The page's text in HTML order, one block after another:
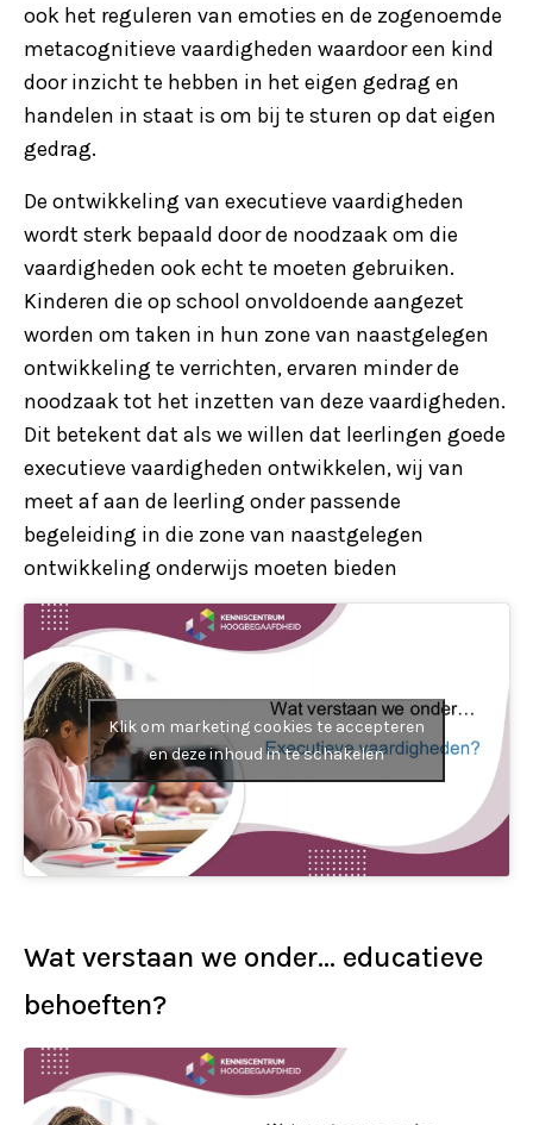
ook het reguleren van emoties en de zogenoemde
metacognitieve vaardigheden waardoor een kind
door inzicht te hebben in het eigen gedrag en
handelen in staat is om bij te sturen op dat eigen
gedrag.
De ontwikkeling van executieve vaardigheden
wordt sterk bepaald door de noodzaak om die
vaardigheden ook echt te moeten gebruiken.
Kinderen die op school onvoldoende aangezet
worden om taken in hun zone van naastgelegen
ontwikkeling te verrichten, ervaren minder de
noodzaak tot het inzetten van deze vaardigheden.
Dit betekent dat als we willen dat leerlingen goede
executieve vaardigheden ontwikkelen, wij van
meet af aan de leerling onder passende
begeleiding in die zone van naastgelegen
ontwikkeling onderwijs moeten bieden
Klik om marketing cookies te accepteren
en deze inhoud in te schakelen
Wat verstaan we onder… educatieve
behoeften?